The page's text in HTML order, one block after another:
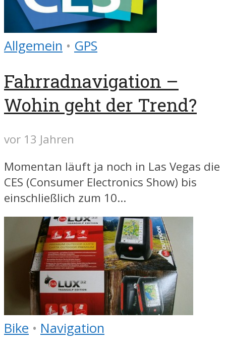
Allgemein • GPS
Fahrradnavigation –
Wohin geht der Trend?
vor 13 Jahren
Momentan läuft ja noch in Las Vegas die
CES (Consumer Electronics Show) bis
einschließlich zum 10...
Bike • Navigation